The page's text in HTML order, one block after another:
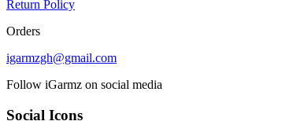
Return Policy
Orders
igarmzgh@gmail.com
Follow iGarmz on social media
Social Icons